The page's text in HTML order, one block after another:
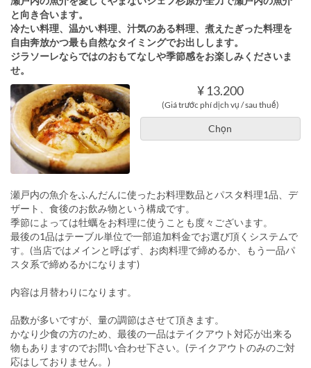
と向き合います。
冷たい料理、温かい料理、汁気のある料理、煮えたぎった料理を
自由奔放かつ最も自然なタイミングでお出しします。
ジラソーレならではのおもてなしや季節感をお楽しみくださいま
せ。
¥ 13.200
(Giá trước phí dịch vụ / sau thuế)
Chọn
瀬戸内の魚介をふんだんに使ったお料理数品とパスタ料理1品、デ
ザート、食後のお飲み物という構成です。
季節によっては牡蠣をお料理に使うことも度々ございます。
最後の1品はテーブル単位で一部追加料金でお選び頂くシステムで
す。(当店ではメインと呼ばず、お肉料理で締めるか、もう一品パ
スタ系で締めるかになります)
内容は月替わりになります。
品数が多いですが、量の調節はさせて頂きます。
かなり少食の方のため、最後の一品はテイクアウト対応が出来る
物もありますのでお問い合わせ下さい。(テイクアウトのみのご対
応はしておりません。)